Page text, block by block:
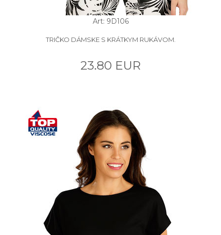
Art: 9D106
TRIČKO DÁMSKE S KRÁTKYM RUKÁVOM.
23.80 EUR